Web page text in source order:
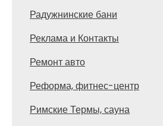
Радужнинские бани
Реклама и Контакты
Ремонт авто
Реформа, фитнес-центр
Римские Термы, сауна